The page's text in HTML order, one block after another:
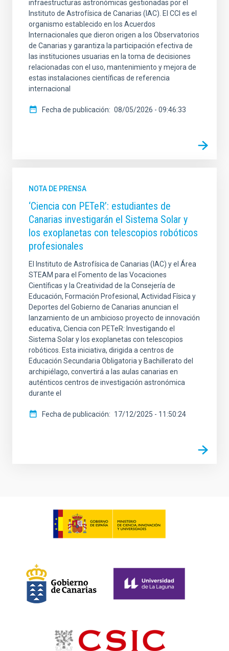
infraestructuras astronómicas gestionadas por el
Instituto de Astrofísica de Canarias (IAC). El CCI es el
organismo establecido en los Acuerdos
Internacionales que dieron origen a los Observatorios
de Canarias y garantiza la participación efectiva de
las instituciones usuarias en la toma de decisiones
relacionadas con el uso, mantenimiento y mejora de
estas instalaciones científicas de referencia
internacional
Fecha de publicación 08/05/2026 - 09:46:33
NOTA DE PRENSA
‘Ciencia con PETeR’: estudiantes de
Canarias investigarán el Sistema Solar y
los exoplanetas con telescopios robóticos
profesionales
El Instituto de Astrofísica de Canarias (IAC) y el Área
STEAM para el Fomento de las Vocaciones
Científicas y la Creatividad de la Consejería de
Educación, Formación Profesional, Actividad Física y
Deportes del Gobierno de Canarias anuncian el
lanzamiento de un ambicioso proyecto de innovación
educativa, Ciencia con PETeR: Investigando el
Sistema Solar y los exoplanetas con telescopios
robóticos. Esta iniciativa, dirigida a centros de
Educación Secundaria Obligatoria y Bachillerato del
archipiélago, convertirá a las aulas canarias en
auténticos centros de investigación astronómica
durante el
Fecha de publicación 17/12/2025 - 11:50:24